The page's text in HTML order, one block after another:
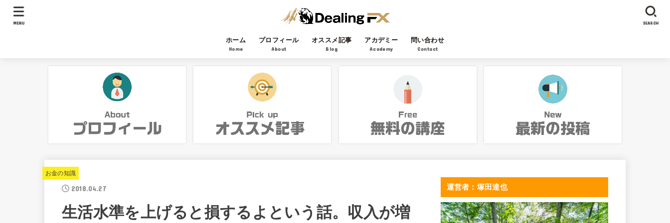
ホーム
Home
プロフィール
About
オススメ記事
Blog
アカデミー
Academy
問い合わせ
Contact
SEARCH
MENU
お金の知識
2018.04.27
生活水準を上げると損するよという話。収入が増
運営者：塚田達也